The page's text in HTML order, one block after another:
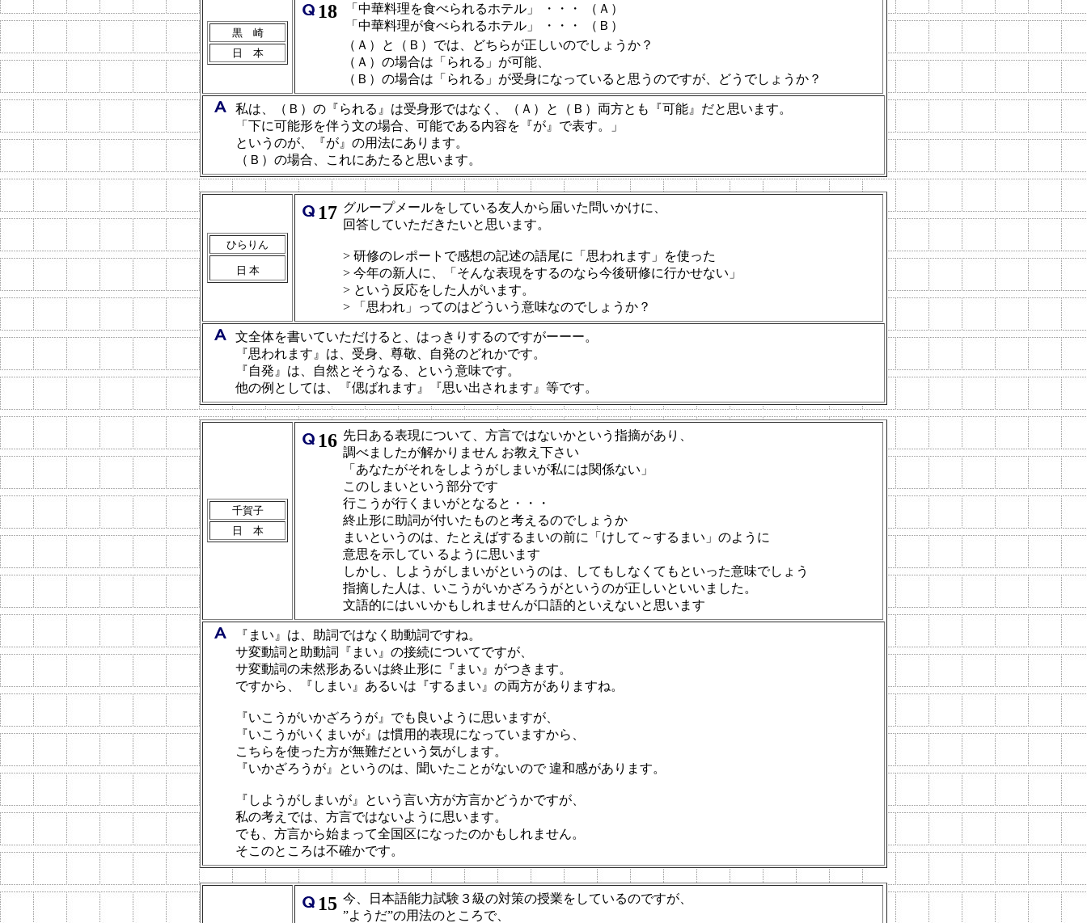
黒 崎
日 本
18
「中華料理を食べられるホテル」
「中華料理が食べられるホテル」
・・・
・・・
（Ａ）
（Ｂ）
（Ａ）と（Ｂ）では、どちらが正しいのでしょうか？
（Ａ）の場合は「られる」が可能、
（Ｂ）の場合は「られる」が受身になっていると思うのですが、どうでしょうか？
私は、（Ｂ）の『られる』は受身形ではなく、（Ａ）と（Ｂ）両方とも『可能』だと思います。
「下に可能形を伴う文の場合、可能である内容を『が』で表す。」
というのが、『が』の用法にあります。
（Ｂ）の場合、これにあたると思います。
ひらりん
日 本
17 グループメールをしている友人から届いた問いかけに、
回答していただきたいと思います。
> 研修のレポートで感想の記述の語尾に「思われます」を使った
> 今年の新人に、「そんな表現をするのなら今後研修に行かせない」
> という反応をした人がいます。
> 「思われ」ってのはどういう意味なのでしょうか？
文全体を書いていただけると、はっきりするのですがーーー。
『思われます』は、受身、尊敬、自発のどれかです。
『自発』は、自然とそうなる、という意味です。
他の例としては、『偲ばれます』『思い出されます』等です。
千賀子
日 本
16 先日ある表現について、方言ではないかという指摘があり、
調べましたが解かりません お教え下さい
「あなたがそれをしようがしまいが私には関係ない」
このしまいという部分です
行こうが行くまいがとなると・・・
終止形に助詞が付いたものと考えるのでしょうか
まいというのは、たとえばするまいの前に「けして～するまい」のように
意思を示してい るように思います
しかし、しようがしまいがというのは、してもしなくてもといった意味でしょう
指摘した人は、いこうがいかざろうがというのが正しいといいました。
文語的にはいいかもしれませんが口語的といえないと思います
『まい』は、助詞ではなく助動詞ですね。
サ変動詞と助動詞『まい』の接続についてですが、
サ変動詞の未然形あるいは終止形に『まい』がつきます。
ですから、『しまい』あるいは『するまい』の両方がありますね。
『いこうがいかざろうが』でも良いように思いますが、
『いこうがいくまいが』は慣用的表現になっていますから、
こちらを使った方が無難だという気がします。
『いかざろうが』というのは、聞いたことがないので 違和感があります。
『しようがしまいが』という言い方が方言かどうかですが、
私の考えでは、方言ではないように思います。
でも、方言から始まって全国区になったのかもしれません。
そこのところは不確かです。
15 今、日本語能力試験３級の対策の授業をしているのですが、
”ようだ”の用法のところで、